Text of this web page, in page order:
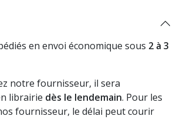
en envoi économique sous 2 à 3
notre fournisseur, il sera
librairie dès le lendemain. Pour les
fournisseur, le délai peut courir